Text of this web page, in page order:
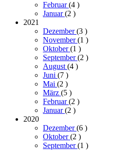
Februar(4 )
Januar(2 )
2021
Dezember(3 )
November(1 )
Oktober(1 )
September(2 )
August (4 )
Juni (7 )
Mai (2 )
März (5 )
Februar(2 )
Januar(2 )
2020
Dezember(6 )
Oktober(2 )
September(1 )